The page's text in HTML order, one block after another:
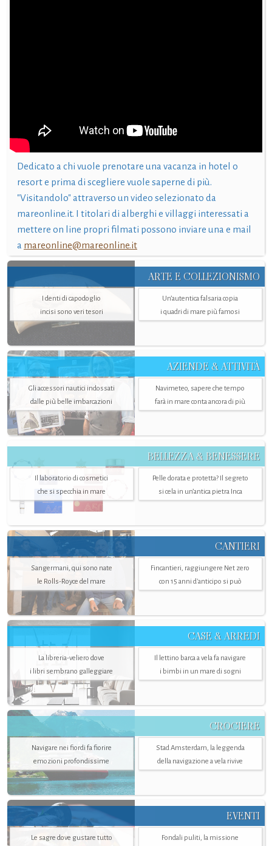
Dedicato a chi vuole prenotare una vacanza in hotel o
resort e prima di scegliere vuole saperne di più.
"Visitandolo" attraverso un video selezionato da
mareonline.it. I titolari di alberghi e villaggi interessati a
mettere on line propri filmati possono inviare una e mail
a mareonline@mareonline.it
ARTE E COLLEZIONISMO
I denti di capodoglio
incisi sono veri tesori
Un’autentica falsaria copia
i quadri di mare più famosi
AZIENDE & ATTIVITÀ
Gli accessori nautici indossati
dalle più belle imbarcazioni
Navimeteo, sapere che tempo
farà in mare conta ancora di più
BELLEZZA & BENESSERE
Il laboratorio di cosmetici
che si specchia in mare
Pelle dorata e protetta? Il segreto
si cela in un’antica pietra Inca
CANTIERI
Sangermani, qui sono nate
le Rolls-Royce del mare
Fincantieri, raggiungere Net zero
con 15 anni d'anticipo si può
CASE & ARREDI
La libreria-veliero dove
i libri sembrano galleggiare
Il lettino barca a vela fa navigare
i bimbi in un mare di sogni
CROCIERE
Navigare nei fiordi fa fiorire
emozioni profondissime
Stad Amsterdam, la leggenda
della navigazione a vela rivive
EVENTI
Le sagre dove gustare tutto
Fondali puliti, la missione